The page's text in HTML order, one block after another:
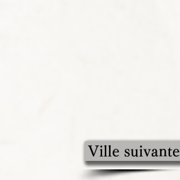
Ville suivante